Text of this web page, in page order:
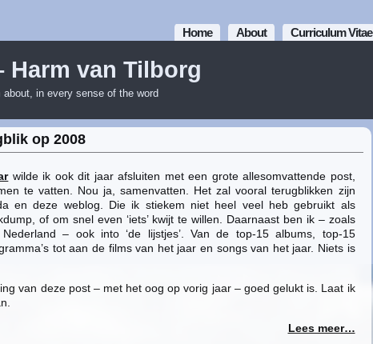
Home About Curriculum Vitae
Harm van Tilborg
in every sense of the word
op 2008
wilde ik ook dit jaar afsluiten met een grote allesomvattende post,
te vatten. Nou ja, samenvatten. Het zal vooral terugblikken zijn
en deze weblog. Die ik stiekem niet heel veel heb gebruikt als
of om snel even ‘iets’ kwijt te willen. Daarnaast ben ik – zoals
– ook into ‘de lijstjes’. Van de top-15 albums, top-15
tot aan de films van het jaar en songs van het jaar. Niets is
van deze post – met het oog op vorig jaar – goed gelukt is. Laat ik
Lees meer…